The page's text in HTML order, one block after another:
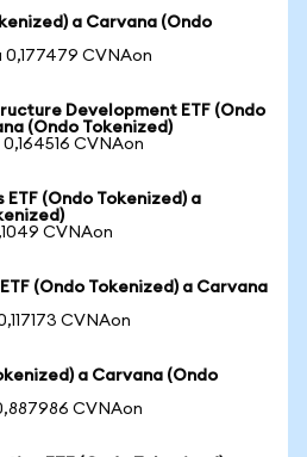
a Carvana (Ondo
0,177479 CVNAon
Development ETF (Ondo
(Ondo Tokenized)
CVNAon
ETF (Ondo Tokenized) a
CVNAon
(Ondo Tokenized) a Carvana
CVNAon
a Carvana (Ondo
CVNAon